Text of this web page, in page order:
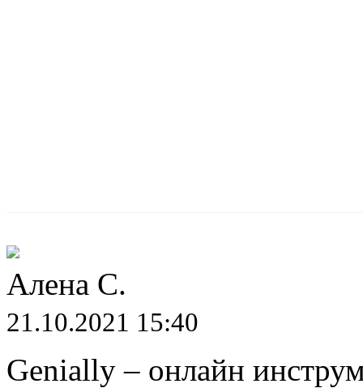
Алена С.
21.10.2021 15:40
Genially – онлайн